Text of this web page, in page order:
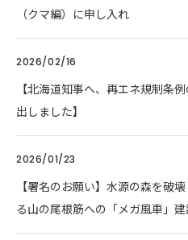
（クマ編）に申し入れ
2026/02/16
【北海道知事へ、再エネ規制条
出しました】
2026/01/23
【署名のお願い】水源の森を破
る山の尾根筋への「メガ風車」